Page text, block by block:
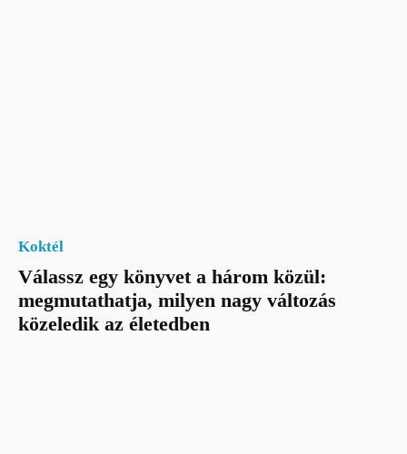
Koktél
Válassz egy könyvet a három közül:
megmutathatja, milyen nagy változás
közeledik az életedben